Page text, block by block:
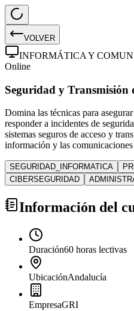
VOLVER
INFORMÁTICA Y
Online
Seguridad y Transmisión
Domina las técnicas para
responder a incidentes de
sistemas seguros de acceso y
información y las
SEGURIDAD_INFORMATICA
CIBERSEGURIDAD
Información del
Duración60 horas lectivas
UbicaciónAndalucía
EmpresaGRI